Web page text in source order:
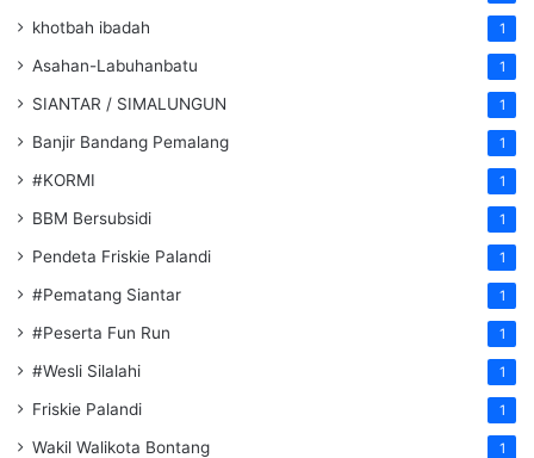
khotbah ibadah 1
Asahan-Labuhanbatu 1
SIANTAR / SIMALUNGUN 1
Banjir Bandang Pemalang 1
#KORMI 1
BBM Bersubsidi 1
Pendeta Friskie Palandi 1
#Pematang Siantar 1
#Peserta Fun Run 1
#Wesli Silalahi 1
Friskie Palandi 1
Wakil Walikota Bontang 1